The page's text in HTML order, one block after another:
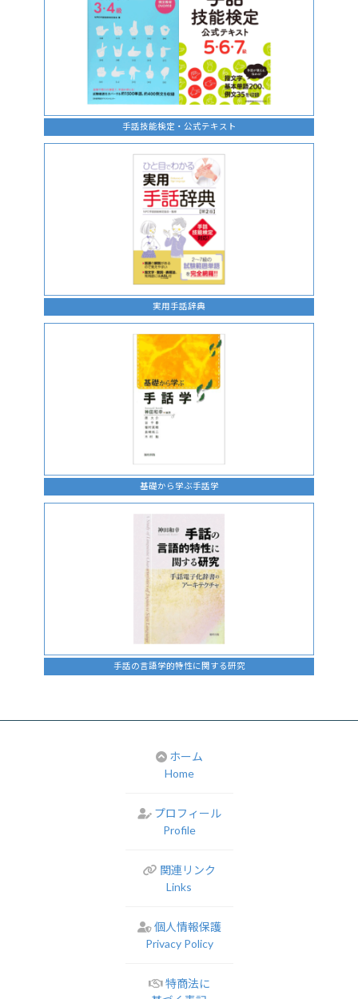
手話技能検定・公式テキスト
実用手話辞典
基礎から学ぶ手話学
手話の言語学的特性に関する研究
ホーム
Home
プロフィール
Profile
関連リンク
Links
個人情報保護
Privacy Policy
特商法に